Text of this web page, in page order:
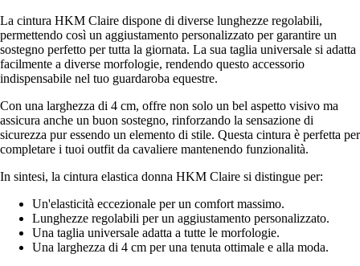
La cintura HKM Claire dispone di diverse lunghezze regolabili,
permettendo così un aggiustamento personalizzato per garantire un
sostegno perfetto per tutta la giornata. La sua taglia universale si adatta
facilmente a diverse morfologie, rendendo questo accessorio
indispensabile nel tuo guardaroba equestre.
Con una larghezza di 4 cm, offre non solo un bel aspetto visivo ma
assicura anche un buon sostegno, rinforzando la sensazione di
sicurezza pur essendo un elemento di stile. Questa cintura è perfetta per
completare i tuoi outfit da cavaliere mantenendo funzionalità.
In sintesi, la cintura elastica donna HKM Claire si distingue per:
Un'elasticità eccezionale per un comfort massimo.
Lunghezze regolabili per un aggiustamento personalizzato.
Una taglia universale adatta a tutte le morfologie.
Una larghezza di 4 cm per una tenuta ottimale e alla moda.